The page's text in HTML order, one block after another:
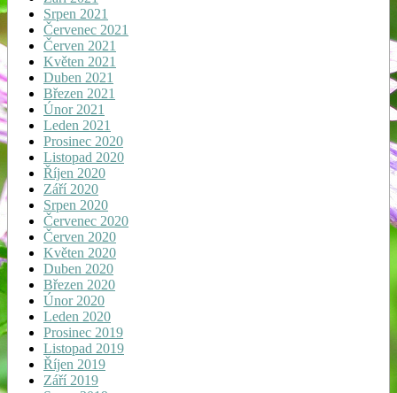
Srpen 2021
Červenec 2021
Červen 2021
Květen 2021
Duben 2021
Březen 2021
Únor 2021
Leden 2021
Prosinec 2020
Listopad 2020
Říjen 2020
Září 2020
Srpen 2020
Červenec 2020
Červen 2020
Květen 2020
Duben 2020
Březen 2020
Únor 2020
Leden 2020
Prosinec 2019
Listopad 2019
Říjen 2019
Září 2019